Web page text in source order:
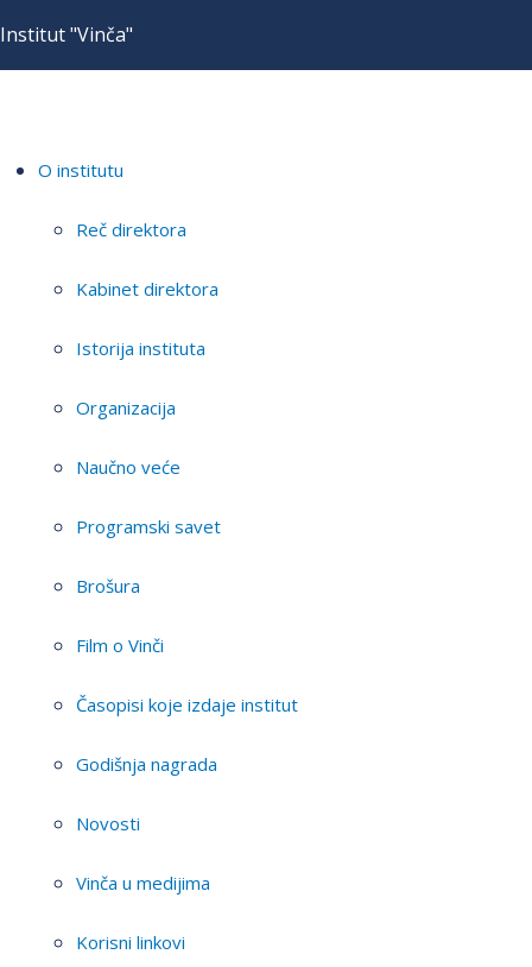
Institut "Vinča"
O institutu
Reč direktora
Kabinet direktora
Istorija instituta
Organizacija
Naučno veće
Programski savet
Brošura
Film o Vinči
Časopisi koje izdaje institut
Godišnja nagrada
Novosti
Vinča u medijima
Korisni linkovi